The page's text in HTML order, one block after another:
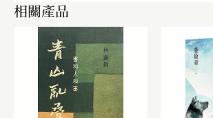
相關產品